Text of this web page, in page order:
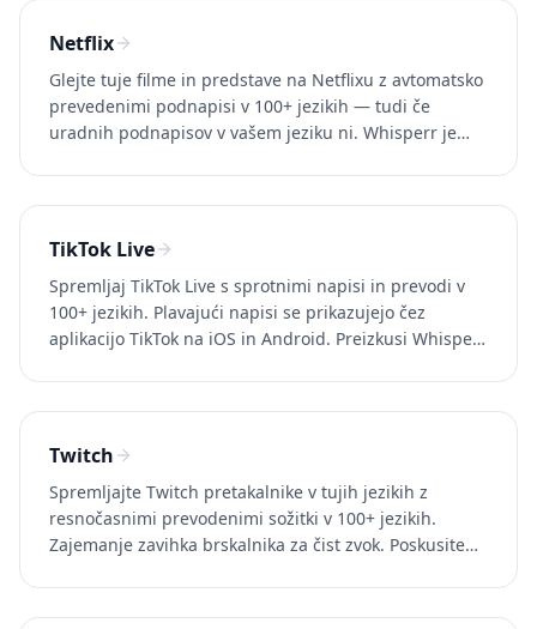
Netflix
Glejte tuje filme in predstave na Netflixu z avtomatsko
prevedenimi podnapisi v 100+ jezikih — tudi če
uradnih podnapisov v vašem jeziku ni. Whisperr je
TikTok Live
Spremljaj TikTok Live s sprotnimi napisi in prevodi v
100+ jezikih. Plavajući napisi se prikazujejo čez
aplikacijo TikTok na iOS in Android. Preizkusi Whisperr
Twitch
Spremljajte Twitch pretakalnike v tujih jezikih z
resnočasnimi prevodenimi sožitki v 100+ jezikih.
Zajemanje zavihka brskalnika za čist zvok. Poskusite